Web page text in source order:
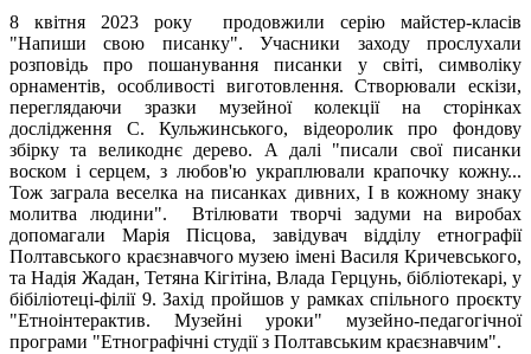
8 квітня 2023 року продовжили серію майстер-класів
"Напиши свою писанку". Учасники заходу прослухали
розповідь про пошанування писанки у світі, символіку
орнаментів, особливості виготовлення. Створювали ескізи,
переглядаючи зразки музейної колекції на сторінках
дослідження С. Кульжинського, відеоролик про фондову
збірку та великоднє дерево. А далі "писали свої писанки
воском і серцем, з любов'ю украплювали крапочку кожну...
Тож заграла веселка на писанках дивних, І в кожному знаку
молитва людини". Втілювати творчі задуми на виробах
допомагали Марія Пісцова, завідувач відділу етнографії
Полтавського краєзнавчого музею імені Василя Кричевського,
та Надія Жадан, Тетяна Кігітіна, Влада Герцунь, бібліотекарі, у
бібіліотеці-філії 9. Захід пройшов у рамках спільного проєкту
"Етноінтерактив. Музейні уроки" музейно-педагогічної
програми "Етнографічні студії з Полтавським краєзнавчим".